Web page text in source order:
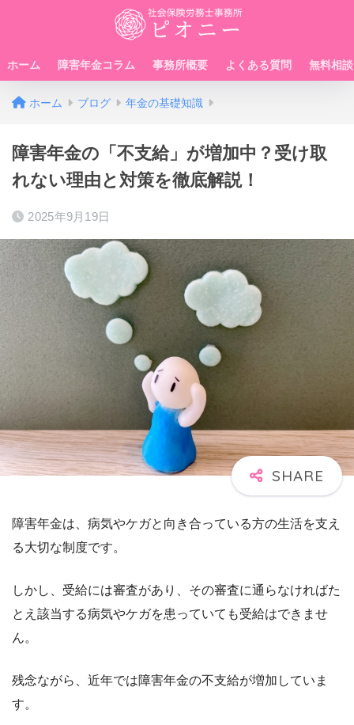
ホーム 障害年金コラム 事務所概要 よくある質問 無料相談
ホーム ブログ 年金の基礎知識
障害年金の「不支給」が増加中？受け取
れない理由と対策を徹底解説！
2025年9月19日
障害年金は、病気やケガと向き合っている方の生活を支え
る大切な制度です。
しかし、受給には審査があり、その審査に通らなければた
とえ該当する病気やケガを患っていても受給はできませ
ん。
残念ながら、近年では障害年金の不支給が増加していま
す。